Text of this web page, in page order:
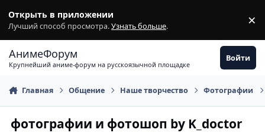
Открыть в приложении
Лучший способ просмотра.Узнать больше. ×
АнимеФорум
Крупнейший аниме-форум на русскоязычной площадке
Войти
Главная Общение Наше творчество Фотографии
фотографии и фотошоп by K_doctor